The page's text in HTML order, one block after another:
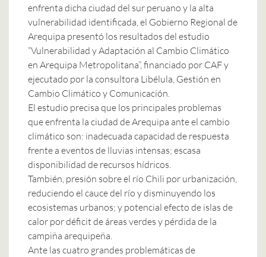
enfrenta dicha ciudad del sur peruano y la alta
vulnerabilidad identificada, el Gobierno Regional de
Arequipa presentó los resultados del estudio
“Vulnerabilidad y Adaptación al Cambio Climático
en Arequipa Metropolitana”, financiado por CAF y
ejecutado por la consultora Libélula, Gestión en
Cambio Climático y Comunicación.
El estudio precisa que los principales problemas
que enfrenta la ciudad de Arequipa ante el cambio
climático son: inadecuada capacidad de respuesta
frente a eventos de lluvias intensas; escasa
disponibilidad de recursos hídricos.
También, presión sobre el río Chili por urbanización,
reduciendo el cauce del río y disminuyendo los
ecosistemas urbanos; y potencial efecto de islas de
calor por déficit de áreas verdes y pérdida de la
campiña arequipeña.
Ante las cuatro grandes problemáticas de